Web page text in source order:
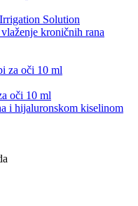
Solution
kroničnih rana
oči 10 ml
i hijaluronskom kiselinom